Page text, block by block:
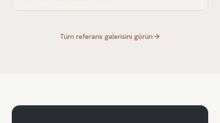
Tüm referans galerisini görün